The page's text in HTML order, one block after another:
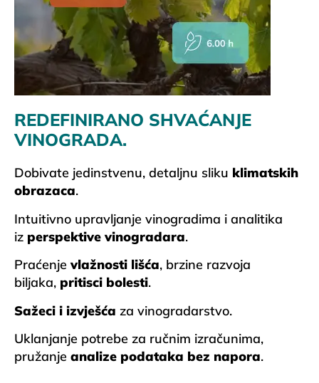
REDEFINIRANO SHVAĆANJE
VINOGRADA.
Dobivate jedinstvenu, detaljnu sliku klimatskih
obrazaca.
Intuitivno upravljanje vinogradima i analitika
iz perspektive vinogradara.
Praćenje vlažnosti lišća, brzine razvoja
biljaka, pritisci bolesti.
Sažeci i izvješća za vinogradarstvo.
Uklanjanje potrebe za ručnim izračunima,
pružanje analize podataka bez napora.